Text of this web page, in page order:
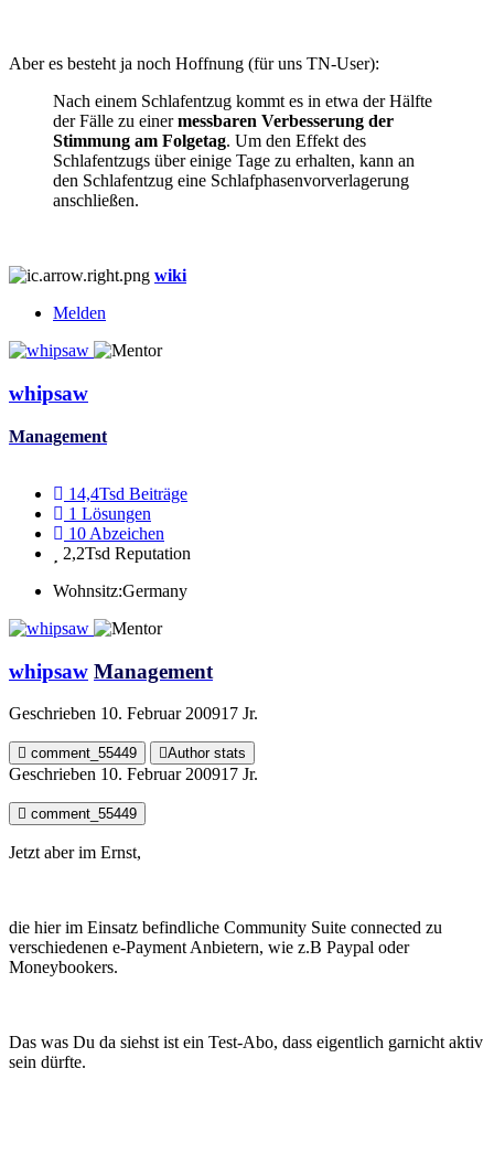
Aber es besteht ja noch Hoffnung (für uns TN-User):
Nach einem Schlafentzug kommt es in etwa der Hälfte
der Fälle zu einermessbaren Verbesserung der
Stimmung am Folgetag. Um den Effekt des
Schlafentzugs über einige Tage zu erhalten, kann an
den Schlafentzug eine Schlafphasenvorverlagerung
anschließen.
wiki
Melden
whipsaw
Management
14,4Tsd Beiträge
1 Lösungen
10 Abzeichen
2,2Tsd Reputation
Wohnsitz:Germany
whipsaw Management
Geschrieben 10. Februar 200917 Jr.
comment_55449 Author stats
Geschrieben 10. Februar 200917 Jr.
comment_55449
Jetzt aber im Ernst,
die hier im Einsatz befindliche Community Suite connected zu
verschiedenen e-Payment Anbietern, wie z.B Paypal oder
Moneybookers.
Das was Du da siehst ist ein Test-Abo, dass eigentlich garnicht aktiv
sein dürfte.